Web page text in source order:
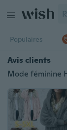
Populaires
Avis clients